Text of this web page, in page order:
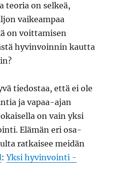
teoria on selkeä,
vaikeampaa
on voittamisen
hyvinvoinnin kautta
tiedostaa, että ei ole
ja vapaa-ajan
on vain yksi
Elämän eri osa-
ratkaisee meidän
:Yksi hyvinvointi -